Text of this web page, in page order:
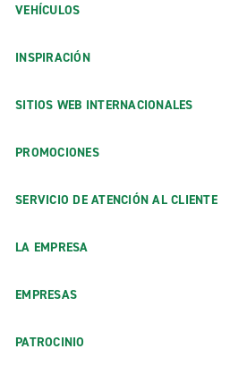
VEHÍCULOS
INSPIRACIÓN
SITIOS WEB INTERNACIONALES
PROMOCIONES
SERVICIO DE ATENCIÓN AL CLIENTE
LA EMPRESA
EMPRESAS
PATROCINIO